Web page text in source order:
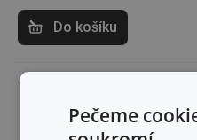
Do košíku
Pečeme